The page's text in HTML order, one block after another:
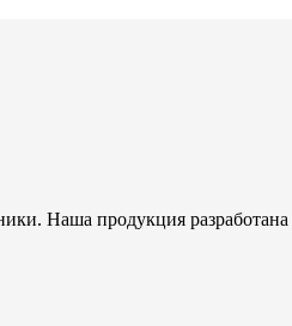
Наша продукция